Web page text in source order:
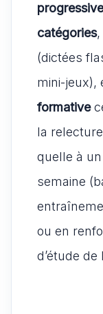
catégories,
(dictées
mini-jeux),
formative
la
quelle à
semaine
ou en
d’étude